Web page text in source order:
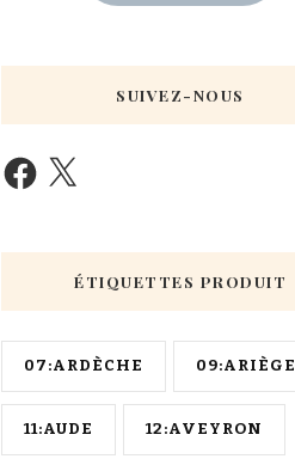
SUIVEZ-NOUS
ÉTIQUETTES PRODUIT
07:ARDÈCHE 09:ARIÈGE
11:AUDE 12:AVEYRON